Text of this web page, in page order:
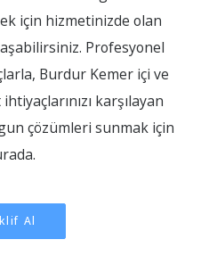
için hizmetinizde olan
Profesyonel
Burdur Kemer içi ve
karşılayan
çözümleri sunmak için
Al